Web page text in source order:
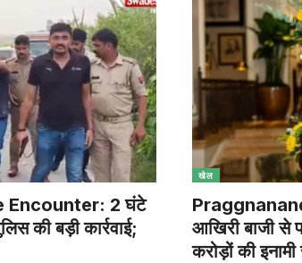
Encounter: 2 घंटे
की बड़ी कार्रवाई;
खेल
आखिरी बाजी से
करोड़ों की इनामी